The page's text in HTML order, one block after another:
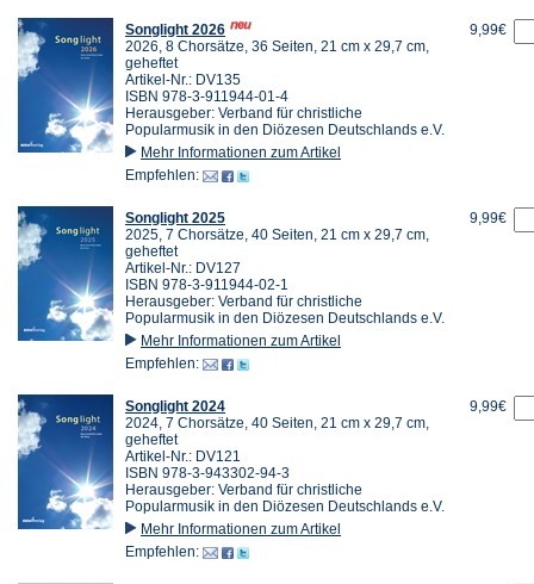
Songlight 2026
2026, 8 Chorsätze, 36 Seiten, 21 cm x 29,7 cm,
geheftet
Artikel-Nr.: DV135
ISBN 978-3-911944-01-4
Herausgeber: Verband für christliche
Popularmusik in den Diözesen Deutschlands e.V.
Mehr Informationen zum Artikel
Empfehlen:
9,99€
Songlight 2025
2025, 7 Chorsätze, 40 Seiten, 21 cm x 29,7 cm,
geheftet
Artikel-Nr.: DV127
ISBN 978-3-911944-02-1
Herausgeber: Verband für christliche
Popularmusik in den Diözesen Deutschlands e.V.
Mehr Informationen zum Artikel
Empfehlen:
9,99€
Songlight 2024
2024, 7 Chorsätze, 40 Seiten, 21 cm x 29,7 cm,
geheftet
Artikel-Nr.: DV121
ISBN 978-3-943302-94-3
Herausgeber: Verband für christliche
Popularmusik in den Diözesen Deutschlands e.V.
Mehr Informationen zum Artikel
Empfehlen:
9,99€